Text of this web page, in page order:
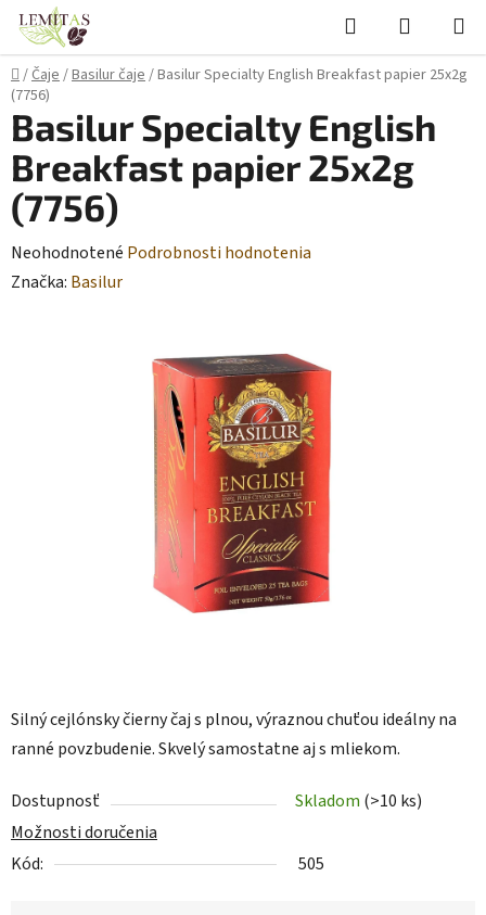
Prejsť
obsah
Hľadať
KOŠÍK
Domov
/Čaje/Basilur čaje/Basilur Specialty English Breakfast papier 25x2g
(7756)
Silný cejlónsky čierny čaj s plnou, výraznou chuťou ideálny na
ranné povzbudenie. Skvelý samostatne aj s mliekom.
Dostupnosť Skladom (>10 ks)
Možnosti doručenia
Kód:
505
Basilur Specialty English
Breakfast papier 25x2g
(7756)
Priemerné
hodnotenie
Neohodnotené Podrobnosti hodnotenia
Značka: Basilur